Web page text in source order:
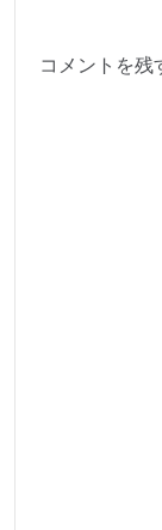
コメントを残